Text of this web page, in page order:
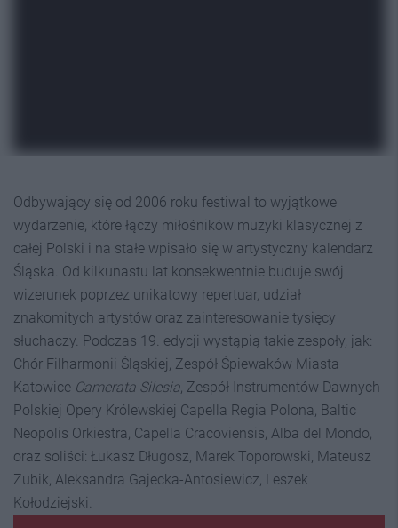
Odbywający się od 2006 roku festiwal to wyjątkowe
wydarzenie, które łączy miłośników muzyki klasycznej z
całej Polski i na stałe wpisało się w artystyczny kalendarz
Śląska. Od kilkunastu lat konsekwentnie buduje swój
wizerunek poprzez unikatowy repertuar, udział
znakomitych artystów oraz zainteresowanie tysięcy
słuchaczy. Podczas 19. edycji wystąpią takie zespoły, jak:
Chór Filharmonii Śląskiej, Zespół Śpiewaków Miasta
Katowice Camerata Silesia , Zespół Instrumentów Dawnych
Polskiej Opery Królewskiej Capella Regia Polona, Baltic
Neopolis Orkiestra, Capella Cracoviensis, Alba del Mondo,
oraz soliści: Łukasz Długosz, Marek Toporowski, Mateusz
Zubik, Aleksandra Gajecka-Antosiewicz, Leszek
Kołodziejski.